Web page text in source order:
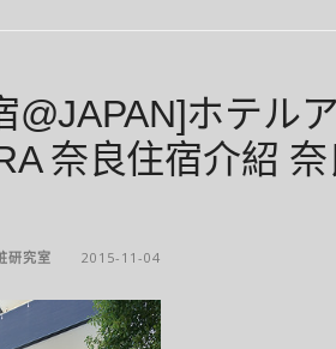
@JAPAN]ホテ
奈良住宿介紹
研究室 2015-11-04